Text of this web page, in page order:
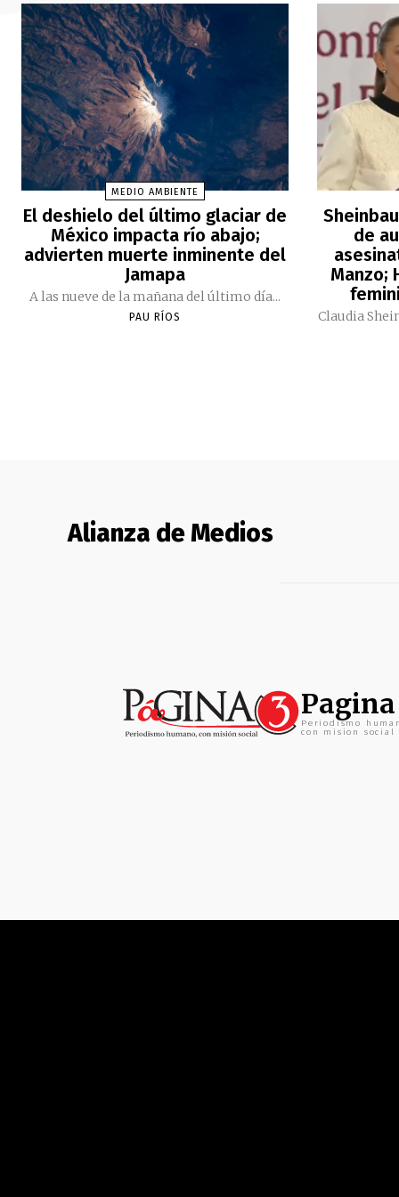
MEDIO AMBIENTE
El deshielo del último glaciar de
México impacta río abajo;
advierten muerte inminente del
Jamapa
A las nueve de la mañana del último día...
PAU RÍOS
de
Manzo;
Claudia
Alianza de Medios
Periodismo
con mision social